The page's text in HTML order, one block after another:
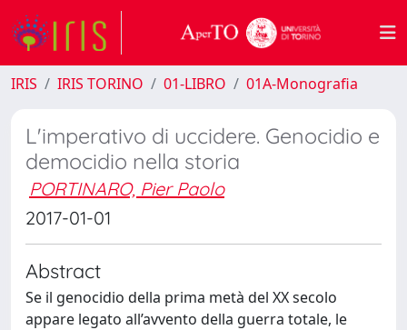
IRIS IRIS TORINO 01-LIBRO 01A-Monografia
L'imperativo di uccidere. Genocidio e
democidio nella storia
PORTINARO, Pier Paolo
2017-01-01
Abstract
Se il genocidio della prima metà del XX secolo
appare legato all’avvento della guerra totale, le